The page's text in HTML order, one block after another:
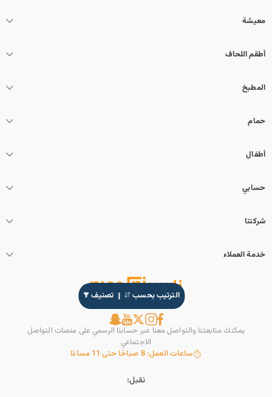
الترتيب بحسب تصنيف
معيشة
أطقم اللحاف
المطبخ
حمام
أطفال
حسابي
شركتنا
خدمة العملاء
يمكنك متابعتنا والتواصل معنا عبر حسابنا الرسمي على منصات التواصل
الاجتماعي
ساعات العمل: 8 صباحًا حتى 11 مساءًا
نقبل: